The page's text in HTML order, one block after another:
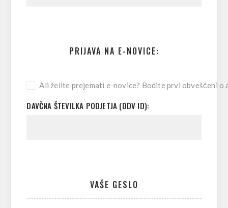
PRIJAVA NA E-NOVICE:
Ali želite prejemati e-novice? Bodite prvi obveščeni o
DAVČNA ŠTEVILKA PODJETJA (DDV ID):
VAŠE GESLO